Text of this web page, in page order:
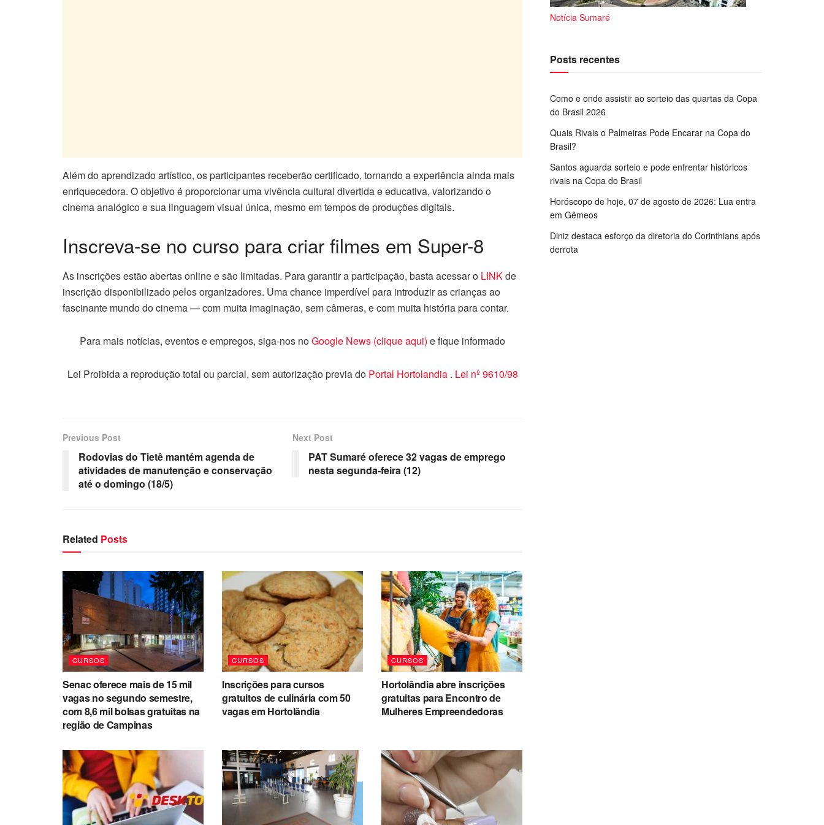
Além do aprendizado artístico, os participantes receberão certificado, tornando a experiência ainda mais
enriquecedora. O objetivo é proporcionar uma vivência cultural divertida e educativa, valorizando o
cinema analógico e sua linguagem visual única, mesmo em tempos de produções digitais.
Inscreva-se no curso para criar filmes em Super-8
As inscrições estão abertas online e são limitadas. Para garantir a participação, basta acessar o LINKde
inscrição disponibilizado pelos organizadores. Uma chance imperdível para introduzir as crianças ao
fascinante mundo do cinema — com muita imaginação, sem câmeras, e com muita história para contar.
Para mais notícias, eventos e empregos, siga-nos noGoogle News (clique aqui) e fique informado
Lei Proibida a reprodução total ou parcial, sem autorização previa do Portal Hortolandia . Lei nº 9610/98
Previous Post
Rodovias do Tietê mantém agenda de
atividades de manutenção e conservação
até o domingo (18/5)
Next Post
PAT Sumaré oferece 32 vagas de emprego
nesta segunda-feira (12)
Related Posts
CURSOS
Senac oferece mais de 15 mil
vagas no segundo semestre,
com 8,6 mil bolsas gratuitas na
região de Campinas
CURSOS
Inscrições para cursos
gratuitos de culinária com 50
vagas em Hortolândia
CURSOS
Hortolândia abre inscrições
gratuitas para Encontro de
Mulheres Empreendedoras
Notícia Sumaré
Posts recentes
Como e onde assistir ao sorteio das quartas da Copa
do Brasil 2026
Quais Rivais o Palmeiras Pode Encarar na Copa do
Brasil?
Santos aguarda sorteio e pode enfrentar históricos
rivais na Copa do Brasil
Horóscopo de hoje, 07 de agosto de 2026: Lua entra
em Gêmeos
Diniz destaca esforço da diretoria do Corinthians após
derrota